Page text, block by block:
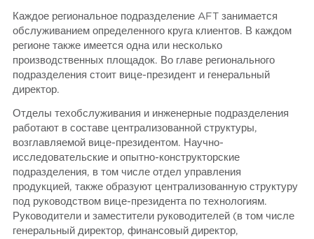
Каждое региональное подразделение AFT занимается
обслуживанием определенного круга клиентов. В каждом
регионе также имеется одна или несколько
производственных площадок. Во главе регионального
подразделения стоит вице-президент и генеральный
директор.
Отделы техобслуживания и инженерные подразделения
работают в составе централизованной структуры,
возглавляемой вице-президентом. Научно-
исследовательские и опытно-конструкторские
подразделения, в том числе отдел управления
продукцией, также образуют централизованную структуру
под руководством вице-президента по технологиям.
Руководители и заместители руководителей (в том числе
генеральный директор, финансовый директор,